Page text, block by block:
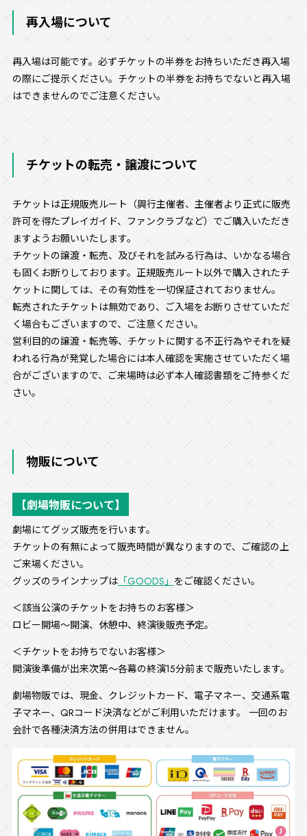
再入場について
再入場は可能です。必ずチケットの半券をお持ちいただき再入場
の際にご提示ください。チケットの半券をお持ちでないと再入場
はできませんのでご注意ください。
チケットの転売・譲渡について
チケットは正規販売ルート（興行主催者、主催者より正式に販売
許可を得たプレイガイド、ファンクラブなど）でご購入いただき
ますようお願いいたします。
チケットの譲渡・転売、及びそれを試みる行為は、いかなる場合
も固くお断りしております。正規販売ルート以外で購入されたチ
ケットに関しては、その有効性を一切保証されておりません。
転売されたチケットは無効であり、ご入場をお断りさせていただ
く場合もございますので、ご注意ください。
営利目的の譲渡・転売等、チケットに関する不正行為やそれを疑
われる行為が発覚した場合には本人確認を実施させていただく場
合がございますので、ご来場時は必ず本人確認書類をご持参くだ
さい。
物販について
【劇場物販について】
劇場にてグッズ販売を行います。
チケットの有無によって販売時間が異なりますので、ご確認の上
ご来場ください。
グッズのラインナップは「GOODS」 をご確認ください。
＜該当公演のチケットをお持ちのお客様＞
ロビー開場～開演、休憩中、終演後販売予定。
＜チケットをお持ちでないお客様＞
開演後準備が出来次第～各幕の終演15分前まで販売いたします。
劇場物販では、現金、クレジットカード、電子マネー、交通系電
子マネー、QRコード決済などがご利用いただけます。 一回のお
会計で各種決済方法の併用はできません。